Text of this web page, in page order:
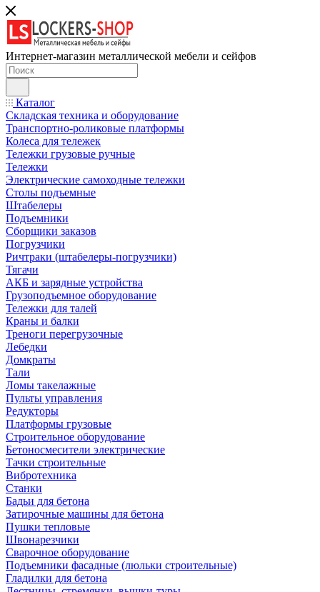
Интернет-магазин металлической мебели и сейфов
Каталог
Складская техника и оборудование
Транспортно-роликовые платформы
Колеса для тележек
Тележки грузовые ручные
Тележки
Электрические самоходные тележки
Столы подъемные
Штабелеры
Подъемники
Сборщики заказов
Погрузчики
Ричтраки (штабелеры-погрузчики)
Тягачи
АКБ и зарядные устройства
Грузоподъемное оборудование
Тележки для талей
Краны и балки
Треноги перегрузочные
Лебедки
Домкраты
Тали
Ломы такелажные
Пульты управления
Редукторы
Платформы грузовые
Строительное оборудование
Бетоносмесители электрические
Тачки строительные
Вибротехника
Станки
Бадьи для бетона
Затирочные машины для бетона
Пушки тепловые
Швонарезчики
Сварочное оборудование
Подъемники фасадные (люльки строительные)
Гладилки для бетона